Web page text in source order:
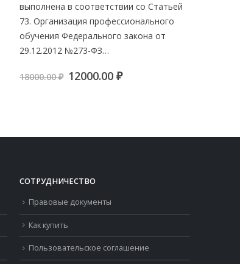
выполнена в соответствии со Статьей
73. Организация профессионального
обучения Федерального закона от
29.12.2012 №273-ФЗ…
18000.00₽ Первоначальная
12000.00₽Текущая
СОТРУДНИЧЕСТВО
Правовые документы
Как купить
Пользовательское соглашение